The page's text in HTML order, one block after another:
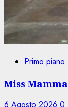
Primo piano
Miss